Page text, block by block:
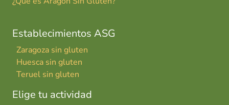
Establecimientos ASG
Zaragoza sin gluten
Huesca sin gluten
Teruel sin gluten
Elige tu actividad